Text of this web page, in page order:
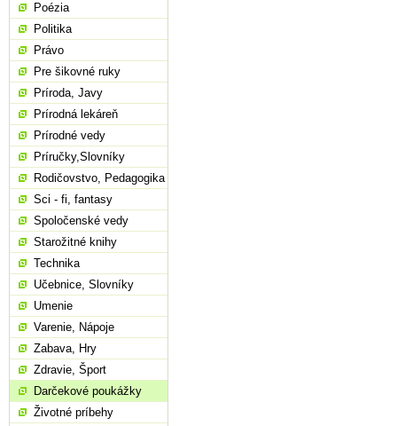
Poézia
Politika
Právo
Pre šikovné ruky
Príroda, Javy
Prírodná lekáreň
Prírodné vedy
Príručky,Slovníky
Rodičovstvo, Pedagogika
Sci - fi, fantasy
Spoločenské vedy
Starožitné knihy
Technika
Učebnice, Slovníky
Umenie
Varenie, Nápoje
Zabava, Hry
Zdravie, Šport
Darčekové poukážky
Životné príbehy